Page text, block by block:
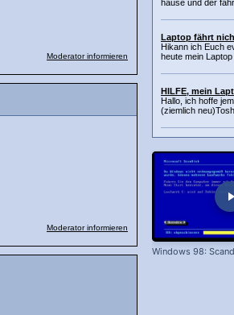
Moderator informieren
Moderator informieren
hause und der
Laptop fährt
Hikann ich Euch
heute mein
HILFE, mein
Hallo, ich hoffe
(ziemlich
Windows 98: